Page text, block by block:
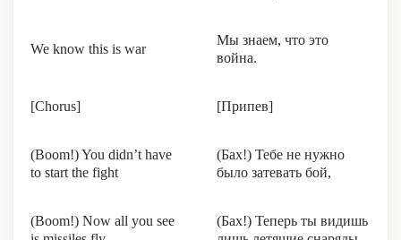
We know this is war
Мы знаем, что это
война.
[Chorus] [Припев]
(Boom!) You didn’t have
to start the fight
(Бах!) Тебе не нужно
было затевать бой,
(Boom!) Now all you see
(Бах!) Теперь ты видишь